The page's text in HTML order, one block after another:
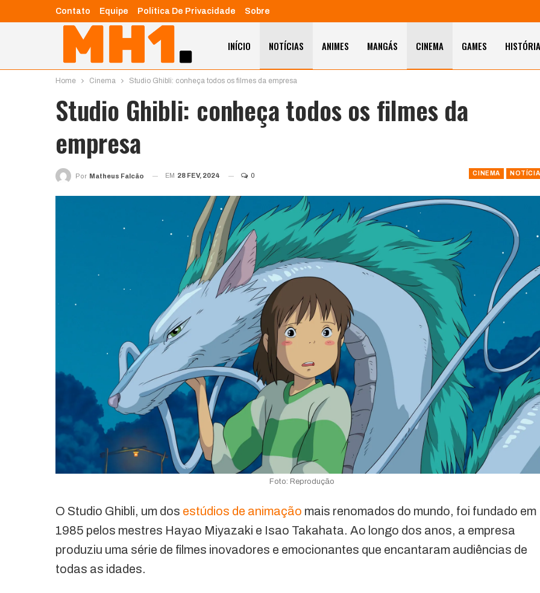
Contato Equipe Política De Privacidade Sobre
INÍCIO NOTÍCIAS ANIMES MANGÁS CINEMA GAMES HISTÓRIA
Home Cinema Studio Ghibli: conheça todos os filmes da empresa
Studio Ghibli: conheça todos os filmes da
empresa
CINEMA
Por Matheus Falcão EM 28 FEV, 2024 0
Foto: Reprodução
O Studio Ghibli, um dos estúdios de animação mais renomados do mundo, foi fundado em
1985 pelos mestres Hayao Miyazaki e Isao Takahata. Ao longo dos anos, a empresa
produziu uma série de filmes inovadores e emocionantes que encantaram audiências de
todas as idades.